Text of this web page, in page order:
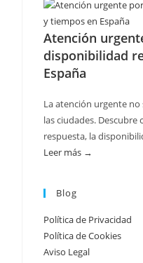
por
temporada
en
calderas:
guía
Atención
disponibilidad
España
La atención urgente
las ciudades.
respuesta, la
Leer más →
ciudad:
Blog
Política de Privacidad
Política de Cookies
Aviso Legal